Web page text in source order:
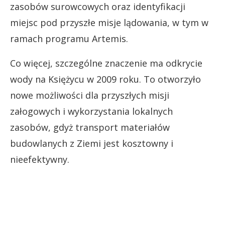
zasobów surowcowych oraz identyfikacji
miejsc pod przyszłe misje lądowania, w tym w
ramach programu Artemis.
Co więcej, szczególne znaczenie ma odkrycie
wody na Księżycu w 2009 roku. To otworzyło
nowe możliwości dla przyszłych misji
załogowych i wykorzystania lokalnych
zasobów, gdyż transport materiałów
budowlanych z Ziemi jest kosztowny i
nieefektywny.